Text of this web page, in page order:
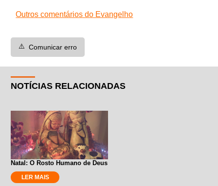
Outros comentários do Evangelho
⚠️ Comunicar erro
NOTÍCIAS RELACIONADAS
Natal: O Rosto Humano de Deus
LER MAIS